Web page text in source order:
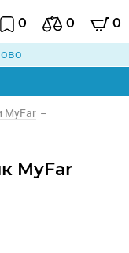
0 0 0
MyFar –
MyFar